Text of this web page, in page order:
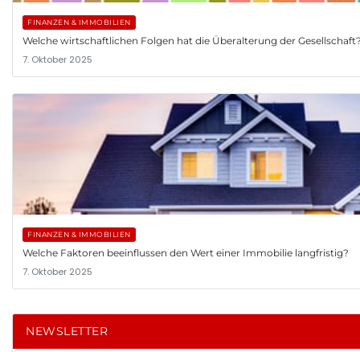
FINANZEN & IMMOBILIEN
Welche wirtschaftlichen Folgen hat die Überalterung der
7. Oktober 2025
FINANZEN & IMMOBILIEN
Welche Faktoren beeinflussen den Wert einer Immobilie langfristig?
7. Oktober 2025
NEWSLETTER